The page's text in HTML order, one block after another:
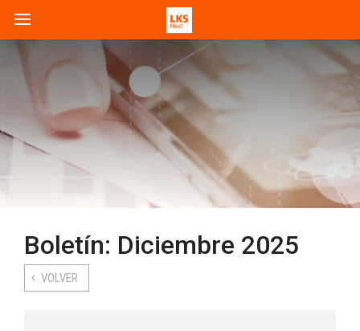
Boletín: Diciembre 2025
VOLVER